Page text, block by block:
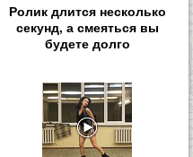
Ролик длится несколько
секунд, а смеяться вы
будете долго